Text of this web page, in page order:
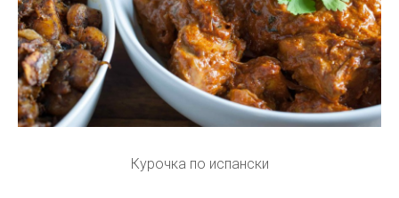
Курочка по испански